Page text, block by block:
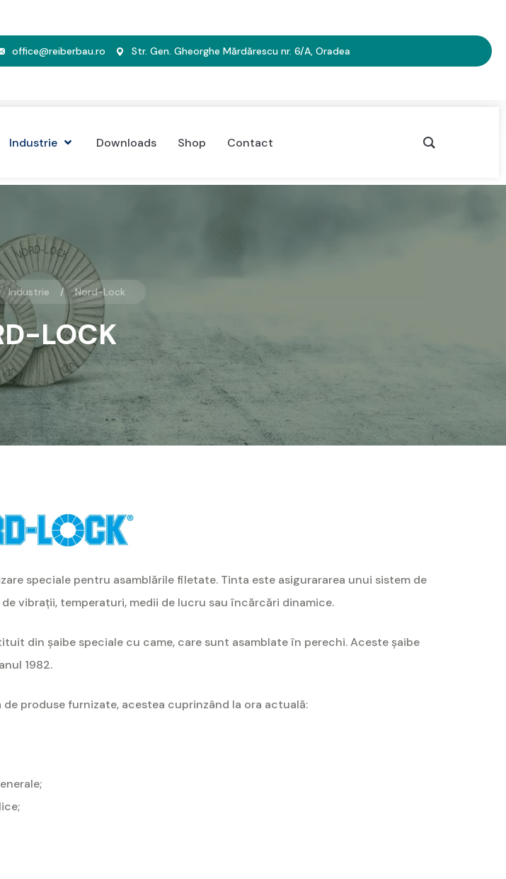
office@reiberbau.ro Str. Gen. Gheorghe Mărdărescu nr. 6/A, Oradea
Industrie Downloads Shop Contact
Industrie Nord-Lock
LOCK
speciale pentru asamblările filetate. Tinta este asigurararea unui sistem de
vibraţii, temperaturi, medii de lucru sau încărcări dinamice.
din şaibe speciale cu came, care sunt asamblate în perechi. Aceste şaibe
1982.
produse furnizate, acestea cuprinzând la ora actuală: